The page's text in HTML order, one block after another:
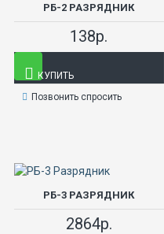
РБ-2 РАЗРЯДНИК
138р.
КУПИТЬ
Позвонить спросить
РБ-3 РАЗРЯДНИК
2864р.